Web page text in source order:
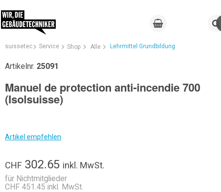
suissetec Service Shop Alle Lehrmittel Grundbildung
Artikelnr. 25091
Manuel de protection anti-incendie 700
(Isolsuisse)
Artikel empfehlen
CHF 302.65 inkl. MwSt.
für Nichtmitglieder
CHF 451.45 inkl. MwSt.